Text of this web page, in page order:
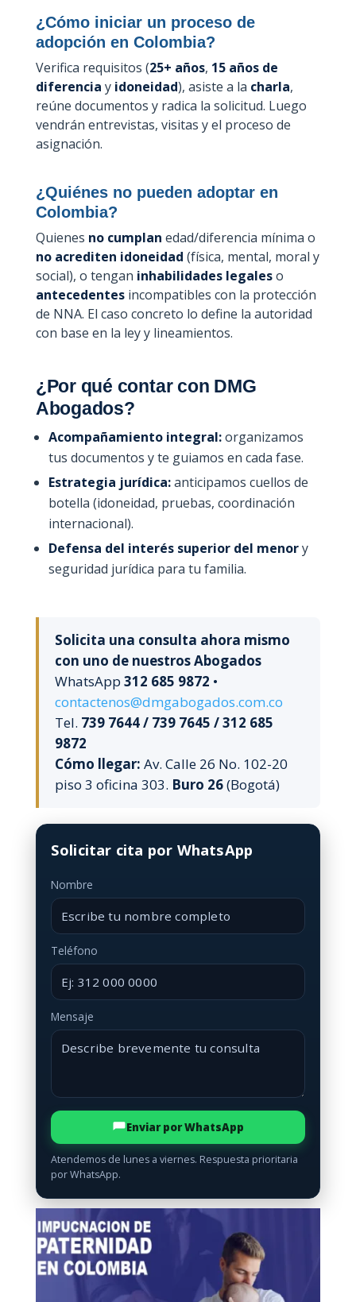
¿Cómo iniciar un proceso de
adopción en Colombia?
Verifica requisitos (25+ años, 15 años de
diferencia y idoneidad), asiste a la charla,
reúne documentos y radica la solicitud. Luego
vendrán entrevistas, visitas y el proceso de
asignación.
¿Quiénes no pueden adoptar en
Colombia?
Quienes no cumplan edad/diferencia mínima o
no acrediten idoneidad (física, mental, moral y
social), o tengan inhabilidades legaleso
antecedentesincompatibles con la protección
de NNA. El caso concreto lo define la autoridad
con base en la ley y lineamientos.
¿Por qué contar con DMG
Abogados?
Acompañamiento integral:organizamos
tus documentos y te guiamos en cada fase.
Estrategia jurídica:anticipamos cuellos de
botella (idoneidad, pruebas, coordinación
internacional).
Defensa del interés superior del menory
seguridad jurídica para tu familia.
Solicita una consulta ahora mismo
con uno de nuestros Abogados
WhatsApp 312 685 9872 •
contactenos@dmgabogados.com.co
Tel. 739 7644 / 739 7645 / 312 685
9872
Cómo llegar: Av. Calle 26 No. 102-20
piso 3 oficina 303. Buro 26(Bogotá)
Solicitar cita por WhatsApp
Nombre
Teléfono
Mensaje
Enviar por WhatsApp
Atendemos de lunes a viernes. Respuesta prioritaria
por WhatsApp.